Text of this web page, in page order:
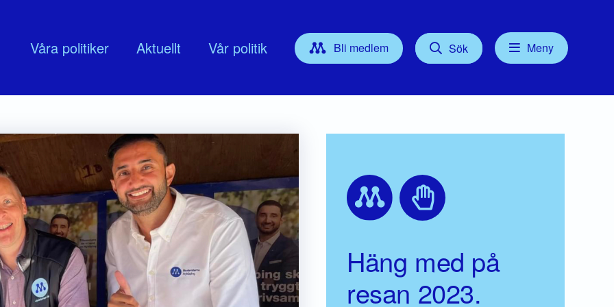
Våra politiker Aktuellt Vår politik Bli medlem Sök Meny
Om oss
Moderata Företagarrådet Nyköping
MUF Nyköping
Moderata seniorer
ModeratKvinnor
Kontakt
För dig som Medlem
Häng med på
resan 2023.